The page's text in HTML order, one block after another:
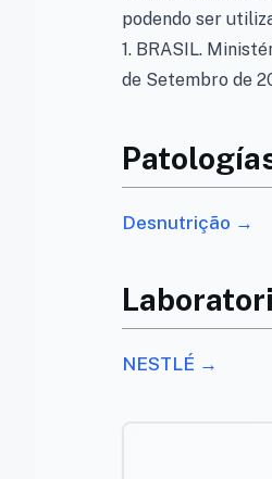
podendo ser
1. BRASIL.
de Setembro de
Desnutrição →
NESTLÉ →